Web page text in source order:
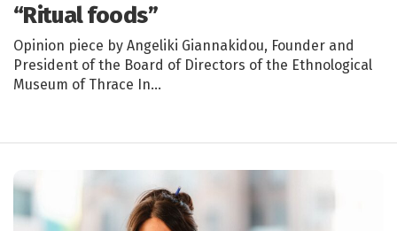
“Ritual foods”
Opinion piece by Angeliki Giannakidou, Founder and
President of the Board of Directors of the Ethnological
Museum of Thrace In…